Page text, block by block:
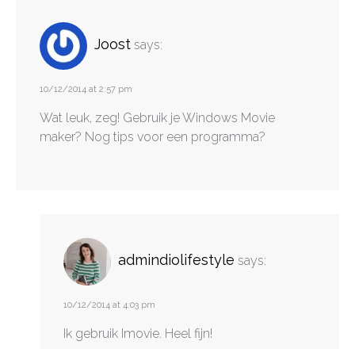
Joost says:
10/12/2014 at 2:57 pm
Wat leuk, zeg! Gebruik je Windows Movie
maker? Nog tips voor een programma?
admindiolifestyle says:
10/12/2014 at 4:03 pm
Ik gebruik Imovie. Heel fijn!